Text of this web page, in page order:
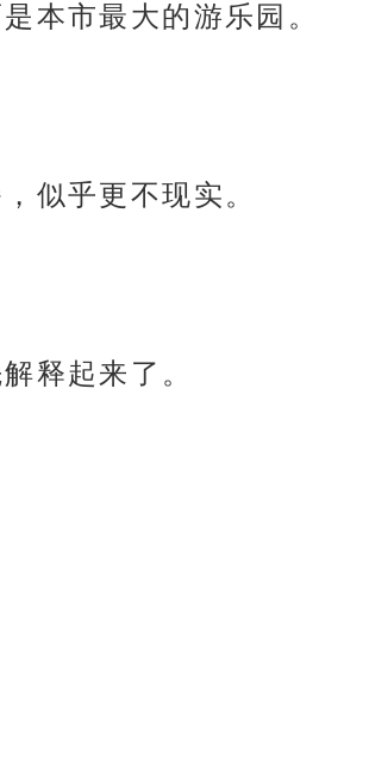
本市最大的游乐园。
似乎更不现实。
释起来了。